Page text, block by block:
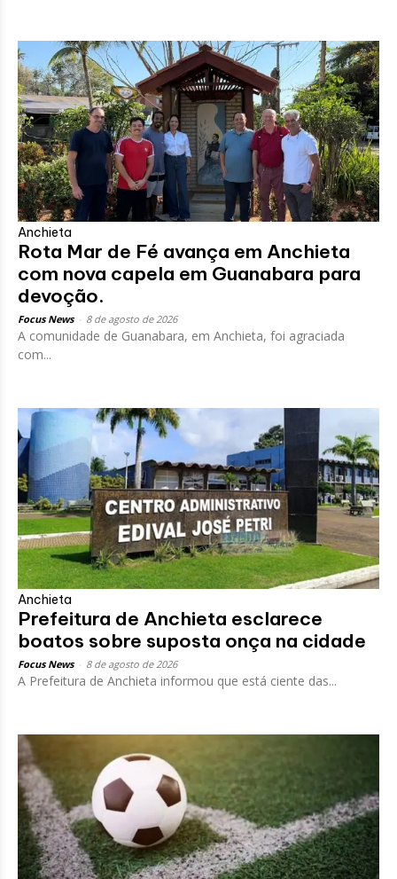
Anchieta
Rota Mar de Fé avança em Anchieta
com nova capela em Guanabara para
devoção.
Focus News 8 de agosto de 2026
A comunidade de Guanabara, em Anchieta, foi agraciada
com...
Anchieta
Prefeitura de Anchieta esclarece
boatos sobre suposta onça na cidade
Focus News 8 de agosto de 2026
A Prefeitura de Anchieta informou que está ciente das...